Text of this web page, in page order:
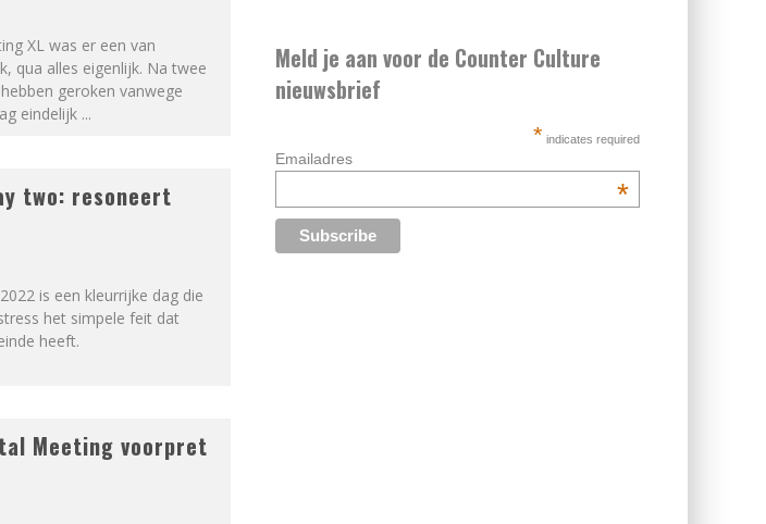
XL was er een van
qua alles eigenlijk. Na twee
geroken vanwege
eindelijk ...
two: resoneert
is een kleurrijke dag die
het simpele feit dat
heeft.
Meeting voorpret
Meld je aan voor de Counter Culture
nieuwsbrief
* indicates required
Emailadres
*